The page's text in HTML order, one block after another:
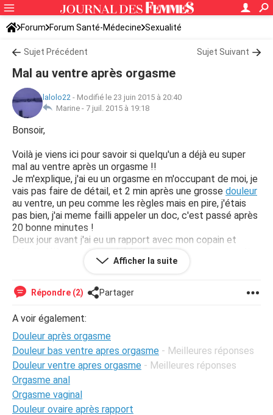
Forum Forum Santé-Médecine Sexualité
Sujet Précédent Sujet Suivant
Mal au ventre après orgasme
lalolo22 - Modifié le 23 juin 2015 à 20:40
Marine - 7 juil. 2015 à 19:18
Bonsoir,
Voilà je viens ici pour savoir si quelqu'un a déjà eu super
mal au ventre après un orgasme !!
Je m'explique, j'ai eu un orgasme en m'occupant de moi, je
vais pas faire de détail, et 2 min après une grosse douleur
au ventre, un peu comme les règles mais en pire, j'étais
pas bien, j'ai meme failli appeler un doc, c'est passé après
20 bonne minutes !
Deux jour avant j'ai eu un rapport avec mon copain et
c'était déjà pas très agréable, l'impression que ca tapait
au fond alors qu'il n'a pas un sex démesuré.
mal....
Pouvez-vous m'éclairer sur les raisons de ces
???
Merci :)
Afficher la suite
Répondre (2) Partager
A voir également:
Douleur après orgasme
Douleur bas ventre apres orgasme - Meilleures réponses
Douleur ventre apres orgasme - Meilleures réponses
Orgasme anal
Orgasme vaginal
Douleur ovaire après rapport